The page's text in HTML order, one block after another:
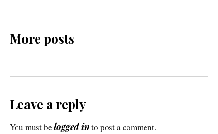
More posts
Leave a reply
You must be logged in to post a comment.